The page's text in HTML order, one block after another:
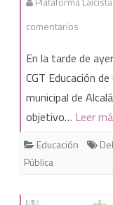
comentarios
o
Charla-
debate
Alcalá
En la tarde de
CGT Educación
municipal de
objetivo… Leer
Educación
Pública